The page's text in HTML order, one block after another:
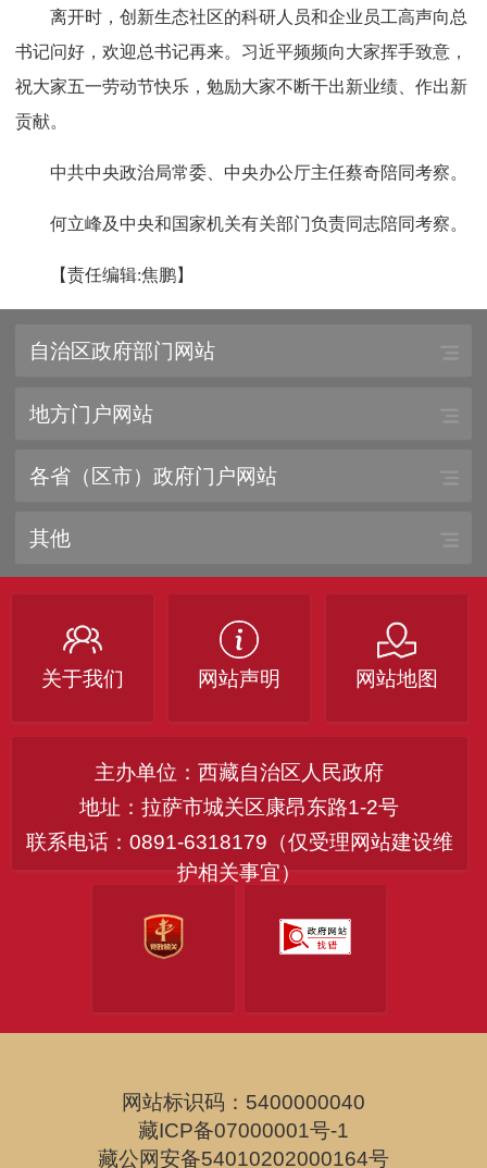
离开时，创新生态社区的科研人员和企业员工高声向总
书记问好，欢迎总书记再来。习近平频频向大家挥手致意，
祝大家五一劳动节快乐，勉励大家不断干出新业绩、作出新
贡献。
中共中央政治局常委、中央办公厅主任蔡奇陪同考察。
何立峰及中央和国家机关有关部门负责同志陪同考察。
【责任编辑:焦鹏】
自治区政府部门网站
地方门户网站
各省（区市）政府门户网站
其他
关于我们 网站声明 网站地图
主办单位：西藏自治区人民政府
地址：拉萨市城关区康昂东路1-2号
联系电话：0891-6318179（仅受理网站建设维
护相关事宜）
网站标识码：5400000040
藏ICP备07000001号-1
藏公网安备54010202000164号